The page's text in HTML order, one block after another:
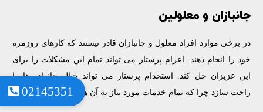
02145351
جانبازان و معلولین
در برخی موارد افراد معلول و جانبازان قادر نیستند که کارهای روزمره
خود را انجام دهند. اعزام پرستار می تواند تمام این مشکلات را برای
این عزیزان حل کند. استخدام پرستار می تواند خیال خانواده ها را
راحت سازد چرا که تمام خدمات مورد نیاز به آن ها ارائه خواهد شد.